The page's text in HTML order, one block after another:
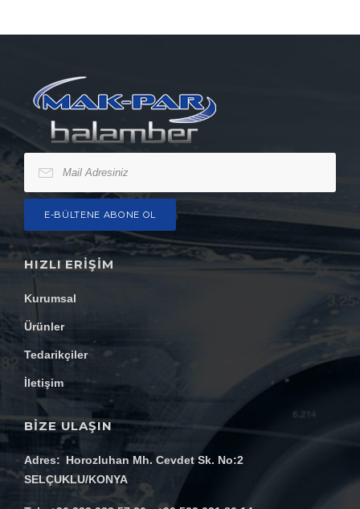
HIZLI ERIŞIM
Kurumsal
Ürünler
Tedarikçiler
İletişim
BİZE ULAŞIN
Adres
Horozluhan Mh. Cevdet Sk. No:2
SELÇUKLU/KONYA